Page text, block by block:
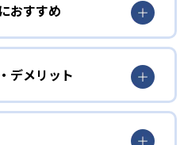
メソッドは、子どもたちが
見し、試行錯誤を通じて解
単なる計算練習ではなく、
察力・推理力を同時に育
他者の発想を取り入れなが
ーチする過程を重視し、思
おすすめ
年長
知能力を育成
「発見」「試行錯誤」「感
に最適である。60分×年間
なぞペー（思考力教
デメリット
トがある?
は、グループワークを中心